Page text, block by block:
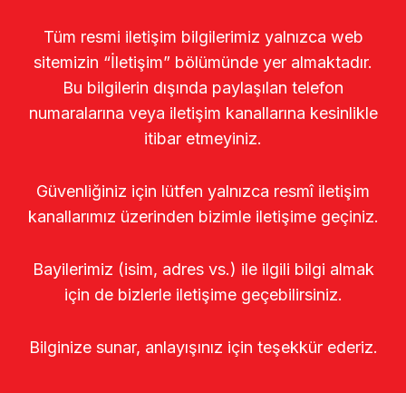
Tüm resmi iletişim bilgilerimiz yalnızca web
sitemizin “İletişim” bölümünde yer almaktadır.
Bu bilgilerin dışında paylaşılan telefon
numaralarına veya iletişim kanallarına kesinlikle
itibar etmeyiniz.
Güvenliğiniz için lütfen yalnızca resmî iletişim
kanallarımız üzerinden bizimle iletişime geçiniz.
Bayilerimiz (isim, adres vs.) ile ilgili bilgi almak
için de bizlerle iletişime geçebilirsiniz.
Bilginize sunar, anlayışınız için teşekkür ederiz.